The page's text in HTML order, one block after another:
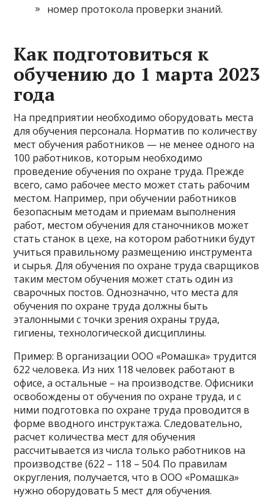
номер протокола проверки знаний.
Как подготовиться к
обучению до 1 марта 2023
года
На предприятии необходимо оборудовать места
для обучения персонала. Норматив по количеству
мест обучения работников — не менее одного на
100 работников, которым необходимо
проведение обучения по охране труда. Прежде
всего, само рабочее место может стать рабочим
местом. Например, при обучении работников
безопасным методам и приемам выполнения
работ, местом обучения для станочников может
стать станок в цехе, на котором работники будут
учиться правильному размещению инструмента
и сырья. Для обучения по охране труда сварщиков
таким местом обучения может стать один из
сварочных постов. Однозначно, что места для
обучения по охране труда должны быть
эталонными с точки зрения охраны труда,
гигиены, технологической дисциплины.
Пример: В организации ООО «Ромашка» трудится
622 человека. Из них 118 человек работают в
офисе, а остальные – на производстве. Офисники
освобождены от обучения по охране труда, и с
ними подготовка по охране труда проводится в
форме вводного инструктажа. Следовательно,
расчет количества мест для обучения
рассчитывается из числа только работников на
производстве (622 – 118 – 504. По правилам
округления, получается, что в ООО «Ромашка»
нужно оборудовать 5 мест для обучения.